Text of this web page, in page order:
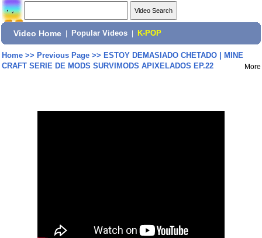
Video Home Popular Videos K-POP
Home>> Previous Page>> ESTOY DEMASIADO CHETADO | MINE
CRAFT SERIE DE MODS SURVIMODS APIXELADOS EP.22
More